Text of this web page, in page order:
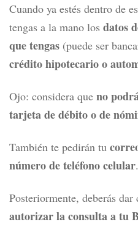
Cuando ya estés dentro de
tengas a la mano los datos
que tengas (puede ser
crédito hipotecario o
Ojo: considera que no
tarjeta de débito o de
También te pedirán tu
número de teléfono celular.
Posteriormente, deberás
autorizar la consulta a tu